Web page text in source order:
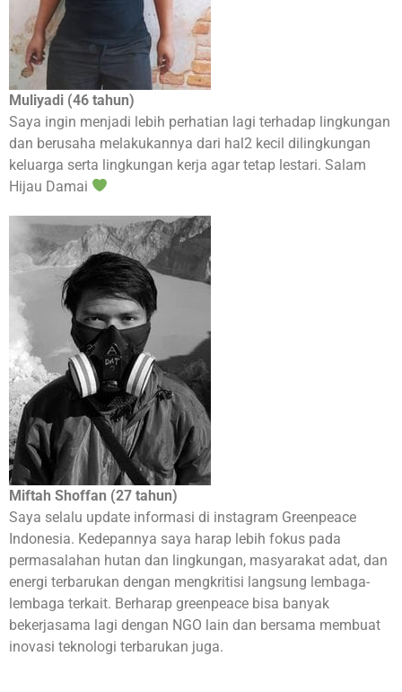
Muliyadi (46 tahun)
Saya ingin menjadi lebih perhatian lagi terhadap lingkungan
dan berusaha melakukannya dari hal2 kecil dilingkungan
keluarga serta lingkungan kerja agar tetap lestari. Salam
Hijau Damai
Miftah Shoffan (27 tahun)
Saya selalu update informasi di instagram Greenpeace
Indonesia. Kedepannya saya harap lebih fokus pada
permasalahan hutan dan lingkungan, masyarakat adat, dan
energi terbarukan dengan mengkritisi langsung lembaga-
lembaga terkait. Berharap greenpeace bisa banyak
bekerjasama lagi dengan NGO lain dan bersama membuat
inovasi teknologi terbarukan juga.